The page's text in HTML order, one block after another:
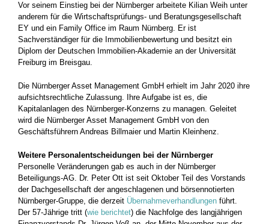
Vor seinem Einstieg bei der Nürnberger arbeitete Kilian Weih unter
anderem für die Wirtschaftsprüfungs- und Beratungsgesellschaft
EY und ein Family Office im Raum Nürnberg. Er ist
Sachverständiger für die Immobilienbewertung und besitzt ein
Diplom der Deutschen Immobilien-Akademie an der Universität
Freiburg im Breisgau.
Die Nürnberger Asset Management GmbH erhielt im Jahr 2020 ihre
aufsichtsrechtliche Zulassung. Ihre Aufgabe ist es, die
Kapitalanlagen des Nürnberger-Konzerns zu managen. Geleitet
wird die Nürnberger Asset Management GmbH von den
Geschäftsführern Andreas Billmaier und Martin Kleinhenz.
Weitere Personalentscheidungen bei der Nürnberger
Personelle Veränderungen gab es auch in der Nürnberger
Beteiligungs-AG. Dr. Peter Ott ist seit Oktober Teil des Vorstands
der Dachgesellschaft der angeschlagenen und börsennotierten
Nürnberger-Gruppe, die derzeit Übernahmeverhandlungen führt.
Der 57-Jährige tritt (wie berichtet) die Nachfolge des langjährigen